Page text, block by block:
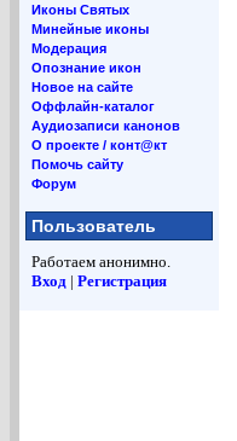
Иконы Святых
Минейные иконы
Модерация
Опознание икон
Новое на сайте
Оффлайн-каталог
Аудиозаписи канонов
О проекте / конт@кт
Помочь сайту
Форум
Пользователь
Работаем анонимно.
Вход | Регистрация